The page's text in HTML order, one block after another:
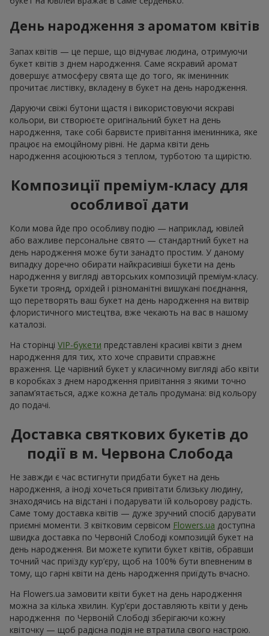
День народження з ароматом квітів
Запах квітів — це перше, що відчуває людина, отримуючи
букет квітів з днем народження. Саме яскравий аромат
довершує атмосферу свята ще до того, як іменинник
прочитає листівку, вкладену в букет на день народження.
Даруючи свіжі бутони щастя і використовуючи яскраві
кольори, ви створюєте оригінальний букет на день
народження, таке собі барвисте привітання іменинника, яке
працює на емоційному рівні. Не дарма квіти день
народження асоціюються з теплом, турботою та щирістю.
Композиції преміум-класу для
особливої дати
Коли мова йде про особливу подію — наприклад, ювілей
або важливе персональне свято — стандартний букет на
день народження може бути занадто простим. У даному
випадку доречно обирати найкрасивіші букети на день
народження у вигляді авторських композицій преміум-класу.
Букети троянд, орхідей і різноманітні вишукані поєднання,
що перетворять ваш букет на день народження на витвір
флористичного мистецтва, вже чекають на вас в нашому
каталозі.
На сторінці VIP-букети представлені красиві квіти з днем
народження для тих, хто хоче справити справжнє
враження. Це чарівний букет у класичному вигляді або квіти
в коробках з днем народження привітання з якими точно
запам’ятається, адже кожна деталь продумана: від кольору
до подачі.
Доставка святкових букетів до
події в м. Червона Слобода
Не завжди є час встигнути придбати букет на день
народження, а іноді хочеться привітати близьку людину,
знаходячись на відстані і подарувати їй кольорову радість.
Саме тому доставка квітів — дуже зручний спосіб дарувати
приємні моменти. З квітковим сервісом Flowers.ua доступна
швидка доставка по Червоній Слободі композицій букет на
день народження. Ви можете купити букет квітів, обравши
точний час приїзду кур’єру, щоб на 100% бути впевненим в
тому, що гарні квіти на день народження приїдуть вчасно.
На Flowers.ua замовити квіти букет на день народження
можна за кілька хвилин. Кур’єри доставляють квіти у день
народження по Червоній Слободі зберігаючи кожну
квіточку — щоб радісна подія не втратила свого настрою.